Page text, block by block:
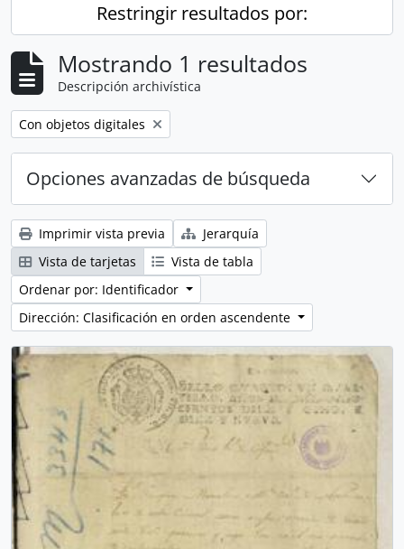
Restringir resultados por:
Mostrando 1 resultados
Descripción archivística
Remove filter:
Con objetos digitales
Opciones avanzadas de búsqueda
Imprimir vista previa
Jerarquía
Vista de tarjetas
Vista de tabla
Ordenar por: Identificador
Dirección: Clasificación en orden ascendente